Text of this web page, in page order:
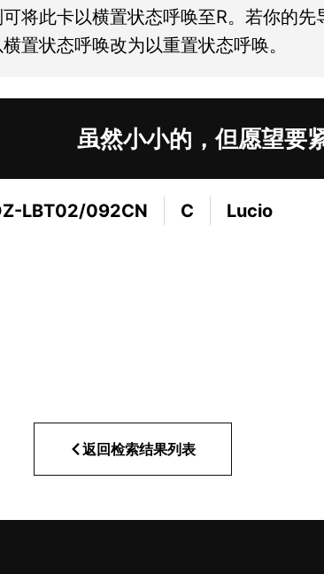
可将此卡以横置状态呼唤至R。若你的
置状态呼唤改为以重置状态呼唤。
虽然小小的，但愿望要
LBT02/092CN C Lucio
返回检索结果列表